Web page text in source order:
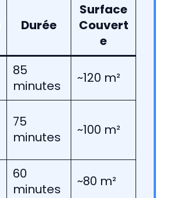
Durée
Surface
Couvert
e
85
minutes
~120 m²
75
minutes
~100 m²
60
minutes
~80 m²